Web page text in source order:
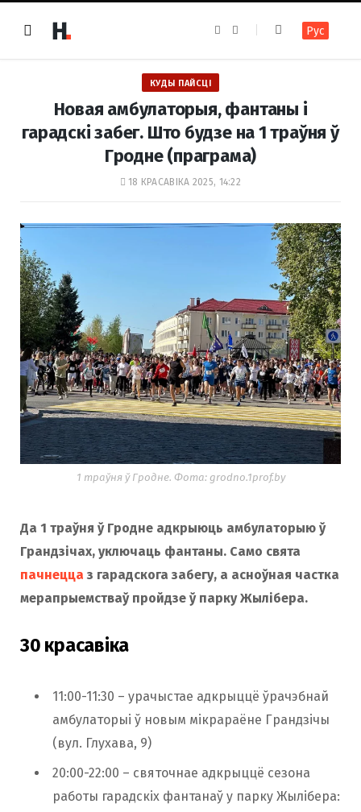
e
t
a
m
Рус
КУДЫ ПАЙСЦІ
Новая амбулаторыя, фантаны і
гарадскі забег. Што будзе на 1 траўня ў
Гродне (праграма)
18 КРАСАВІКА 2025, 14:22
1 траўня ў Гродне. Фота: grodno.1prof.by
Да 1 траўня ў Гродне адкрыюць амбулаторыю ў
Грандзічах, уключаць фантаны. Само свята
пачнецца з гарадскога забегу, а асноўная частка
мерапрыемстваў пройдзе ў парку Жылібера.
30 красавіка
11:00-11:30 – урачыстае адкрыццё ўрачэбнай
амбулаторыі ў новым мікрараёне Грандзічы
(вул. Глухава, 9)
20:00-22:00 – святочнае адкрыццё сезона
работы гарадскіх фантанаў у парку Жылібера: